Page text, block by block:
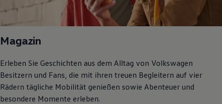
Magazin
Erleben Sie Geschichten aus dem Alltag von Volkswagen
Besitzern und Fans, die mit ihren treuen Begleitern auf vier
Rädern tägliche Mobilität genießen sowie Abenteuer und
besondere Momente erleben.